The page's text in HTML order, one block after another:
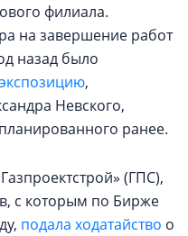
филиала.
на завершение работ
назад было
экспозицию,
Невского,
ранее.
(ГПС),
с которым по Бирже
подала ходатайство о